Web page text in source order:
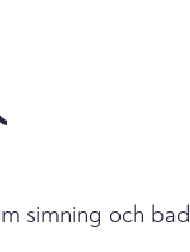
simning och bad